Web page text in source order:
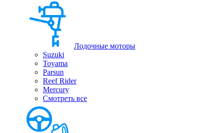
Лодочные моторы
Suzuki
Toyama
Parsun
Reef Rider
Mercury
Смотреть все